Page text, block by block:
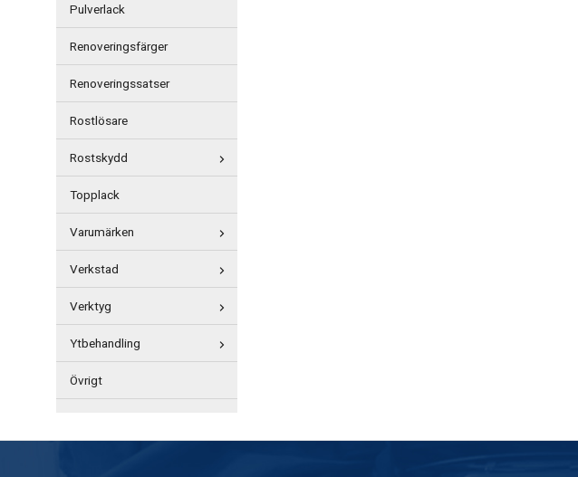
Pulverlack
Renoveringsfärger
Renoveringssatser
Rostlösare
Rostskydd
Topplack
Varumärken
Verkstad
Verktyg
Ytbehandling
Övrigt